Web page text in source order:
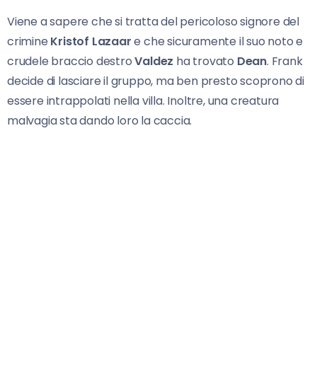
Viene a sapere che si tratta del pericoloso signore del
crimine Kristof Lazaare che sicuramente il suo noto e
crudele braccio destroValdez ha trovato Dean. Frank
decide di lasciare il gruppo, ma ben presto scoprono di
essere intrappolati nella villa. Inoltre, una creatura
malvagia sta dando loro la caccia.